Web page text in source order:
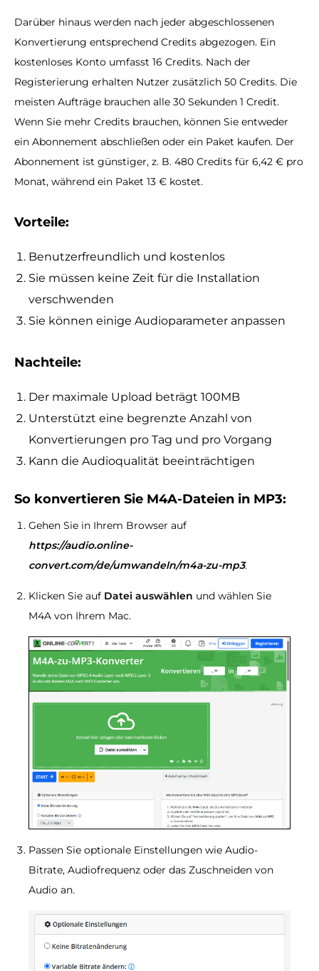
Darüber hinaus werden nach jeder abgeschlossenen
Konvertierung entsprechend Credits abgezogen. Ein
kostenloses Konto umfasst 16 Credits. Nach der
Registerierung erhalten Nutzer zusätzlich 50 Credits. Die
meisten Aufträge brauchen alle 30 Sekunden 1 Credit.
Wenn Sie mehr Credits brauchen, können Sie entweder
ein Abonnement abschließen oder ein Paket kaufen. Der
Abonnement ist günstiger, z. B. 480 Credits für 6,42 € pro
Monat, während ein Paket 13 € kostet.
Vorteile:
Benutzerfreundlich und kostenlos
Sie müssen keine Zeit für die Installation
verschwenden
Sie können einige Audioparameter anpassen
Nachteile:
Der maximale Upload beträgt 100MB
Unterstützt eine begrenzte Anzahl von
Konvertierungen pro Tag und pro Vorgang
Kann die Audioqualität beeinträchtigen
So konvertieren Sie M4A-Dateien in MP3:
Gehen Sie in Ihrem Browser auf
https://audio.online-
convert.com/de/umwandeln/m4a-zu-mp3.
Klicken Sie auf Datei auswählen und wählen Sie
M4A von Ihrem Mac.
Passen Sie optionale Einstellungen wie Audio-
Bitrate, Audiofrequenz oder das Zuschneiden von
Audio an.